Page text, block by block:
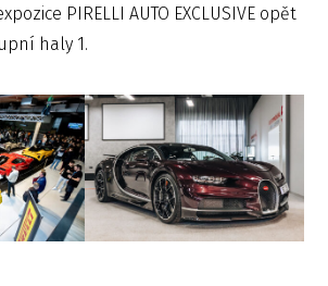
PIRELLI AUTO EXCLUSIVE opět
haly 1.